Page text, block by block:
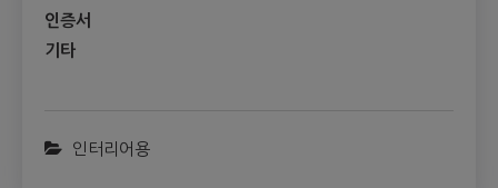
인증서
기타
인터리어용